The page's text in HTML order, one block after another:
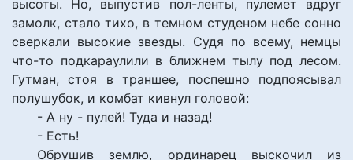
высоты. Но, выпустив пол-ленты, пулемет вдруг
замолк, стало тихо, в темном студеном небе сонно
сверкали высокие звезды. Судя по всему, немцы
что-то подкараулили в ближнем тылу под лесом.
Гутман, стоя в траншее, поспешно подпоясывал
полушубок, и комбат кивнул головой:
- А ну - пулей! Туда и назад!
- Есть!
Обрушив землю, ординарец выскочил из